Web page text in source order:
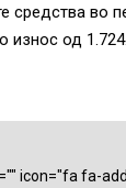
средства во
износ од
icon="fa fa-